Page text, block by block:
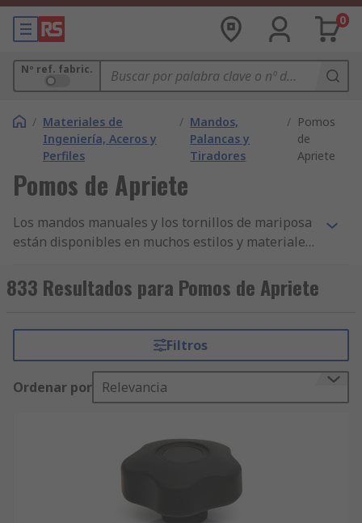
0
Nº ref. fabric.
/ Materiales de
Ingeniería, Aceros y
Perfiles
/ Mandos,
Palancas y
Tiradores
/ Pomos
de
Apriete
Pomos de Apriete
Los mandos manuales y los tornillos de mariposa
están disponibles en muchos estilos y materiales
aflojar y como tiradores fijos. Se utilizan mucho
en diversas aplicaciones, desde maquinaria
iluminación y audio. Los mandos están equipados
con un tornillo saliente o acoplamientos roscados
en una amplia gama de tamaños de rosca.
MaterialEl material puede ayudar a determinar el
suelen fabricar con:PlásticosAcero
inoxidableAluminioZinc EstilosHay muchos tipos
al área y la aplicación en la que se utilizará.
Algunos de los estilos más comunes incluyen:
833 Resultados para Pomos de Apriete
Filtros
Ordenar por Relevancia